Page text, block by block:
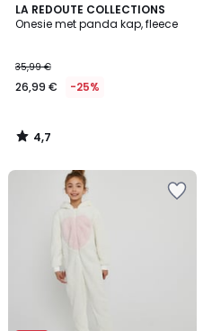
LA REDOUTE COLLECTIONS
Onesie met panda kap, fleece
35,99 €
26,99 € -25%
4,7
/ 5
4,7
/